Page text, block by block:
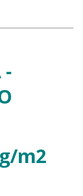
-
m2